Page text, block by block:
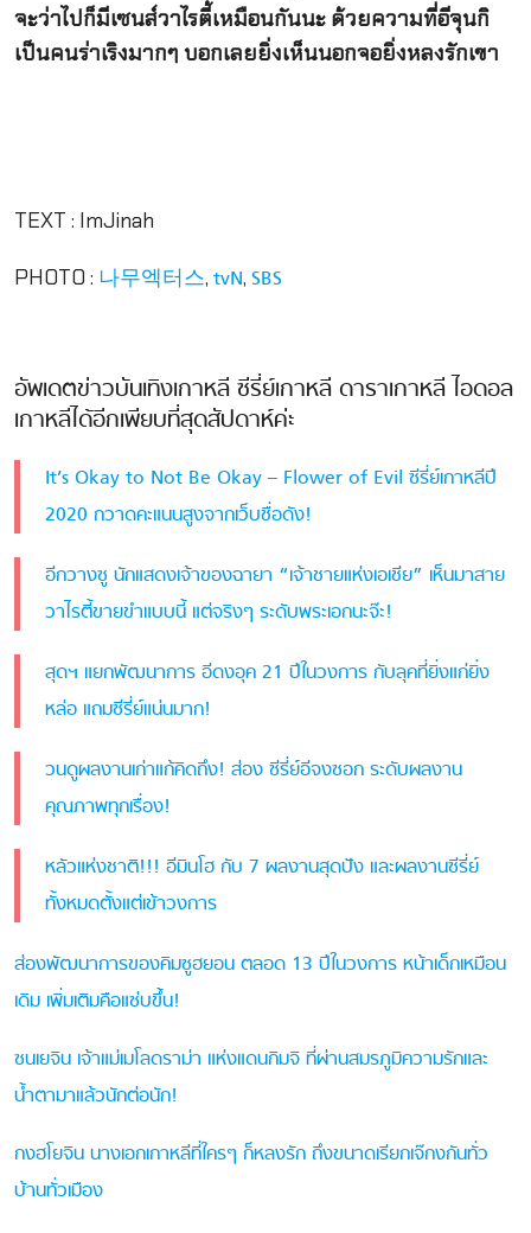
จะว่าไปก็มีเซนส์วาไรตี้เหมือนกันนะ ด้วยความที่อีจุนกิ
เป็นคนร่าเริงมากๆ บอกเลยยิ่งเห็นนอกจอยิ่งหลงรักเขา
TEXT : ImJinah
PHOTO : 나무엑터스, tvN, SBS
อัพเดตข่าวบันเทิงเกาหลี ซีรี่ย์เกาหลี ดาราเกาหลี ไอดอล
เกาหลีได้อีกเพียบที่สุดสัปดาห์ค่ะ
It’s Okay to Not Be Okay – Flower of Evil ซีรี่ย์เกาหลีปี
2020 กวาดคะแนนสูงจากเว็บชื่อดัง!
อีกวางซู นักแสดงเจ้าของฉายา “เจ้าชายแห่งเอเชีย” เห็นมาสาย
วาไรตี้ขายขำแบบนี้ แต่จริงๆ ระดับพระเอกนะจ๊ะ!
สุดฯ แยกพัฒนาการ อีดงอุค 21 ปีในวงการ กับลุคที่ยิ่งแก่ยิ่ง
หล่อ แถมซีรี่ย์แน่นมาก!
วนดูผลงานเก่าแก้คิดถึง! ส่อง ซีรี่ย์อีจงซอก ระดับผลงาน
คุณภาพทุกเรื่อง!
หลัวแห่งชาติ!!! อีมินโฮ กับ 7 ผลงานสุดปัง และผลงานซีรี่ย์
ทั้งหมดตั้งแต่เข้าวงการ
ส่องพัฒนาการของคิมซูฮยอน ตลอด 13 ปีในวงการ หน้าเด็กเหมือน
เดิม เพิ่มเติมคือแซ่บขึ้น!
ซนเยจิน เจ้าแม่เมโลดราม่า แห่งแดนกิมจิ ที่ผ่านสมรภูมิความรักและ
น้ำตามาแล้วนักต่อนัก!
กงฮโยจิน นางเอกเกาหลีที่ใครๆ ก็หลงรัก ถึงขนาดเรียกเจ๊กงกันทั่ว
บ้านทั่วเมือง